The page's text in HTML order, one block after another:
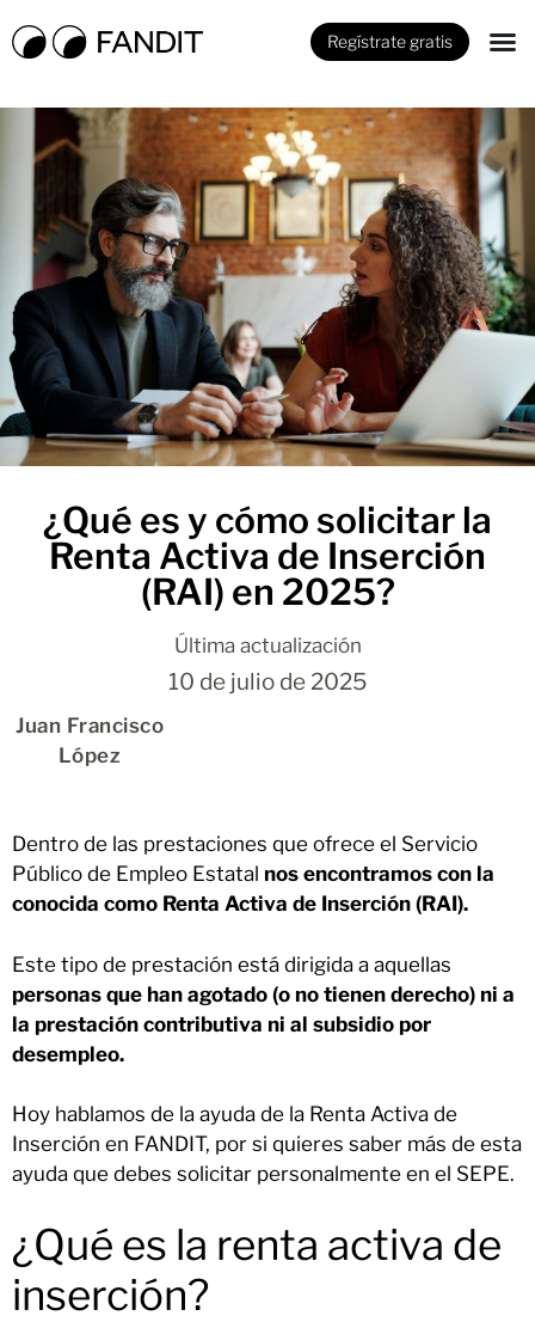
Regístrate gratis
¿Qué es y cómo solicitar la
Renta Activa de Inserción
(RAI) en 2025?
Última actualización
10 de julio de 2025
Juan Francisco
López
Dentro de las prestaciones que ofrece el Servicio
Público de Empleo Estatal nos encontramos con la
conocida como Renta Activa de Inserción (RAI).
Este tipo de prestación está dirigida a aquellas
personas que han agotado (o no tienen derecho) ni a
la prestación contributiva ni al subsidio por
desempleo.
Hoy hablamos de la ayuda de la Renta Activa de
Inserción en FANDIT, por si quieres saber más de esta
ayuda que debes solicitar personalmente en el SEPE.
¿Qué es la renta activa de
inserción?